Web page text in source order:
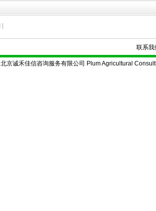
联系我
北京诚禾佳信咨询服务有限公司 Plum Agricultural